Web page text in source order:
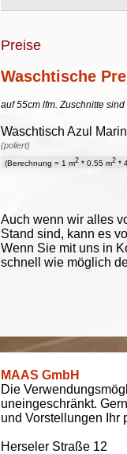
Preise
Waschtische
auf 55cm lfm. Zuschnitte
Waschtisch Azul
(poliert)
(Berechnung = 1 m2 * 0.55 m2 *
Auch wenn wir alles
Stand sind, kann es
Wenn Sie mit uns in
schnell wie möglich
MAAS GmbH
Die
uneingeschränkt.
und Vorstellungen Ihr
Herseler Straße 12